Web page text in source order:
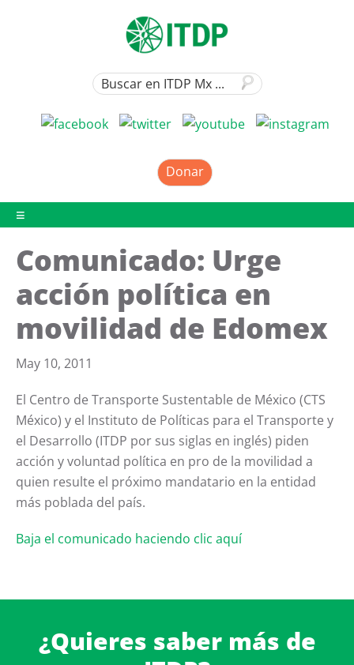
Donar
Comunicado: Urge
acción política en
movilidad de Edomex
May 10, 2011
El Centro de Transporte Sustentable de México (CTS
México) y el Instituto de Políticas para el Transporte y
el Desarrollo (ITDP por sus siglas en inglés) piden
acción y voluntad política en pro de la movilidad a
quien resulte el próximo mandatario en la entidad
más poblada del país.
Baja el comunicado haciendo clic aquí
¿Quieres saber más de